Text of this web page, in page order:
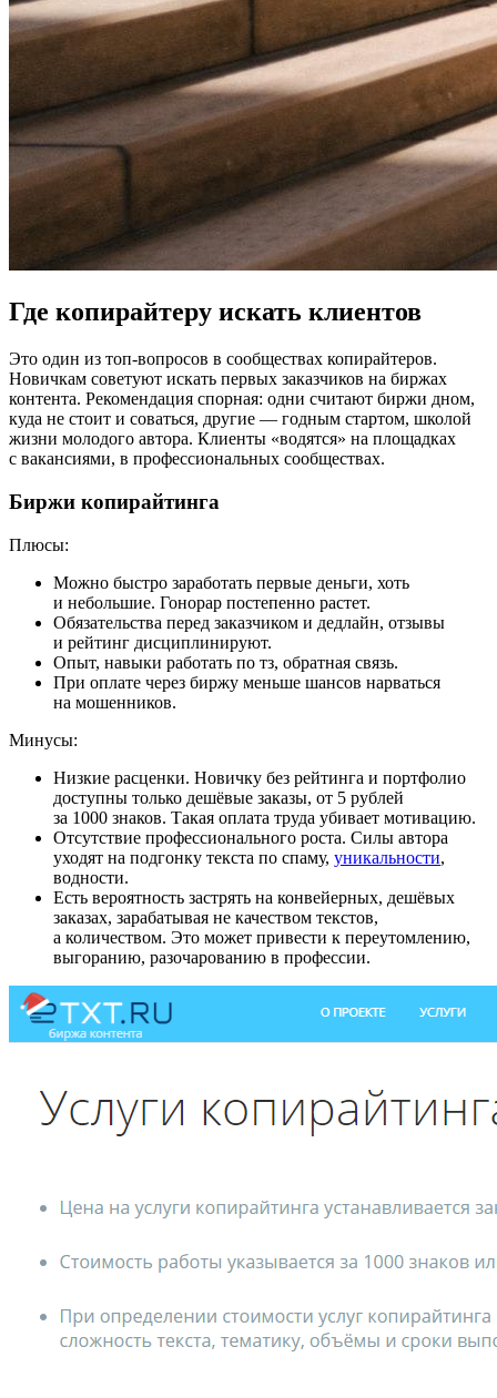
Где копирайтеру искать клиентов
Это один из топ-вопросов в сообществах копирайтеров.
Новичкам советуют искать первых заказчиков на биржах
контента. Рекомендация спорная: одни считают биржи дном,
куда не стоит и соваться, другие — годным стартом, школой
жизни молодого автора. Клиенты «водятся» на площадках
с вакансиями, в профессиональных сообществах.
Биржи копирайтинга
Плюсы:
Можно быстро заработать первые деньги, хоть
и небольшие. Гонорар постепенно растет.
Обязательства перед заказчиком и дедлайн, отзывы
и рейтинг дисциплинируют.
Опыт, навыки работать по тз, обратная связь.
При оплате через биржу меньше шансов нарваться
на мошенников.
Минусы:
Низкие расценки. Новичку без рейтинга и портфолио
доступны только дешёвые заказы, от 5 рублей
за 1000 знаков. Такая оплата труда убивает мотивацию.
Отсутствие профессионального роста. Силы автора
уходят на подгонку текста по спаму, уникальности,
водности.
Есть вероятность застрять на конвейерных, дешёвых
заказах, зарабатывая не качеством текстов,
а количеством. Это может привести к переутомлению,
выгоранию, разочарованию в профессии.